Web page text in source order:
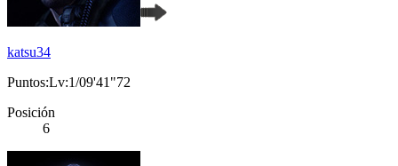
katsu34
Puntos:Lv:1/09'41"72
Posición
6